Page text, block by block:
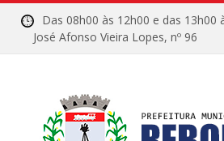
Das 08h00 às 12h00 e das
José Afonso Vieira Lopes, nº 96